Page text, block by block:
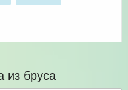
бруса